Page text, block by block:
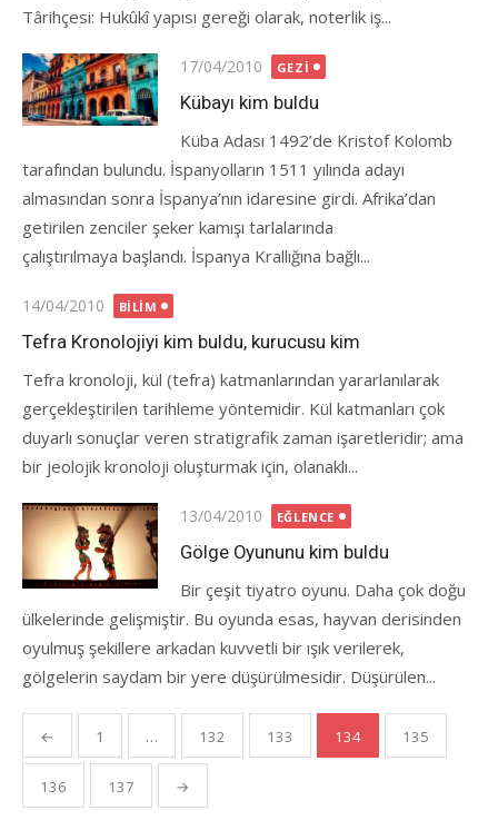
Târihçesi: Hukûkî yapısı gereği olarak, noterlik iş...
Posted
on
17/04/2010 GEZI
Kübayı kim buldu
Küba Adası 1492’de Kristof Kolomb
tarafından bulundu. İspanyolların 1511 yılında adayı
almasından sonra İspanya’nın idaresine girdi. Afrika’dan
getirilen zenciler şeker kamışı tarlalarında
çalıştırılmaya başlandı. İspanya Krallığına bağlı...
Posted
on
14/04/2010 BILIM
Tefra Kronolojiyi kim buldu, kurucusu kim
Tefra kronoloji, kül (tefra) katmanlarından yararlanılarak
gerçekleştirilen tarihleme yöntemidir. Kül katmanları çok
duyarlı sonuçlar veren stratigrafik zaman işaretleridir; ama
bir jeolojik kronoloji oluşturmak için, olanaklı...
Posted
on
13/04/2010 EĞLENCE
Gölge Oyununu kim buldu
Bir çeşit tiyatro oyunu. Daha çok doğu
ülkelerinde gelişmiştir. Bu oyunda esas, hayvan derisinden
oyulmuş şekillere arkadan kuvvetli bir ışık verilerek,
gölgelerin saydam bir yere düşürülmesidir. Düşürülen...
Yazı
gezinmesi
← 1 … 132 133 134 135
136 137 →